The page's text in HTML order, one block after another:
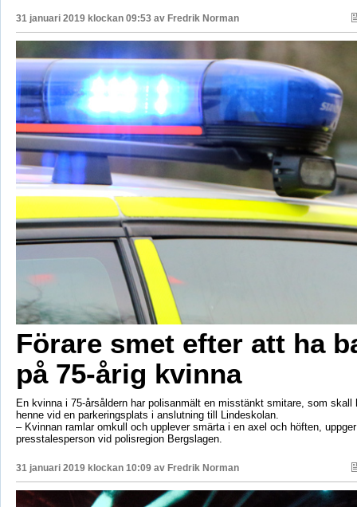
31 januari 2019 klockan 09:53 av Fredrik Norman
Förare smet efter att ha
på 75-årig kvinna
En kvinna i 75-årsåldern har polisanmält en misstänkt smitare, som skall
henne vid en parkeringsplats i anslutning till Lindeskolan.
– Kvinnan ramlar omkull och upplever smärta i en axel och höften,
presstalesperson vid polisregion Bergslagen.
31 januari 2019 klockan 10:09 av Fredrik Norman